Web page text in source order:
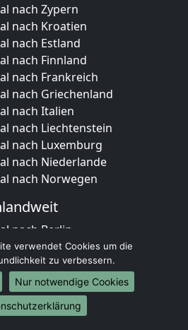
nach Zypern
nach Kroatien
nach Estland
nach Finnland
nach Frankreich
nach Griechenland
nach Italien
nach Liechtenstein
nach Luxemburg
nach Niederlande
nach Norwegen
nach Berlin
nach Hamburg
nach München
nach Köln
nach Frankfurt am Main
nach Stuttgart
verwendet Cookies um die
zu verbessern.
Nur notwendige Cookies